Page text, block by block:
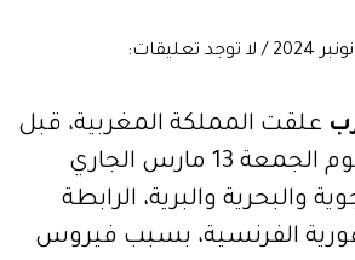
علقت المملكة المغربية، قبل
قليل من زوال اليوم الجمعة 13 مارس الجاري
والبحرية والبرية، الرابطة
الفرنسية، بسبب فيروس